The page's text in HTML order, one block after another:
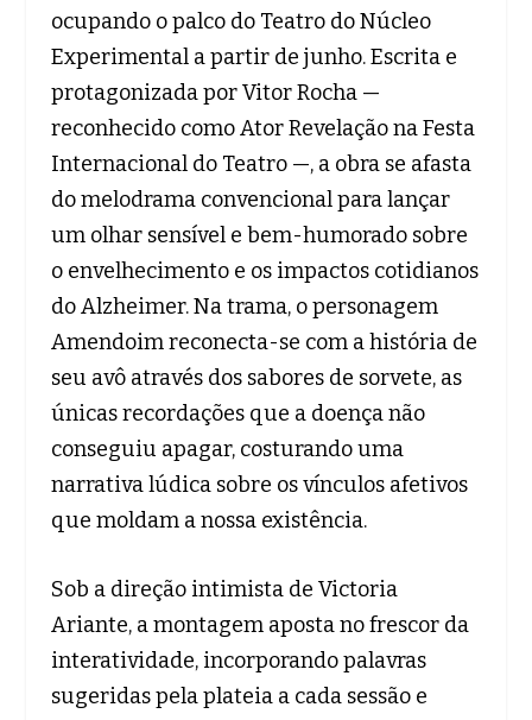
ocupando o palco do Teatro do Núcleo
Experimental a partir de junho. Escrita e
protagonizada por Vitor Rocha —
reconhecido como Ator Revelação na Festa
Internacional do Teatro —, a obra se afasta
do melodrama convencional para lançar
um olhar sensível e bem-humorado sobre
o envelhecimento e os impactos cotidianos
do Alzheimer. Na trama, o personagem
Amendoim reconecta-se com a história de
seu avô através dos sabores de sorvete, as
únicas recordações que a doença não
conseguiu apagar, costurando uma
narrativa lúdica sobre os vínculos afetivos
que moldam a nossa existência.
Sob a direção intimista de Victoria
Ariante, a montagem aposta no frescor da
interatividade, incorporando palavras
sugeridas pela plateia a cada sessão e